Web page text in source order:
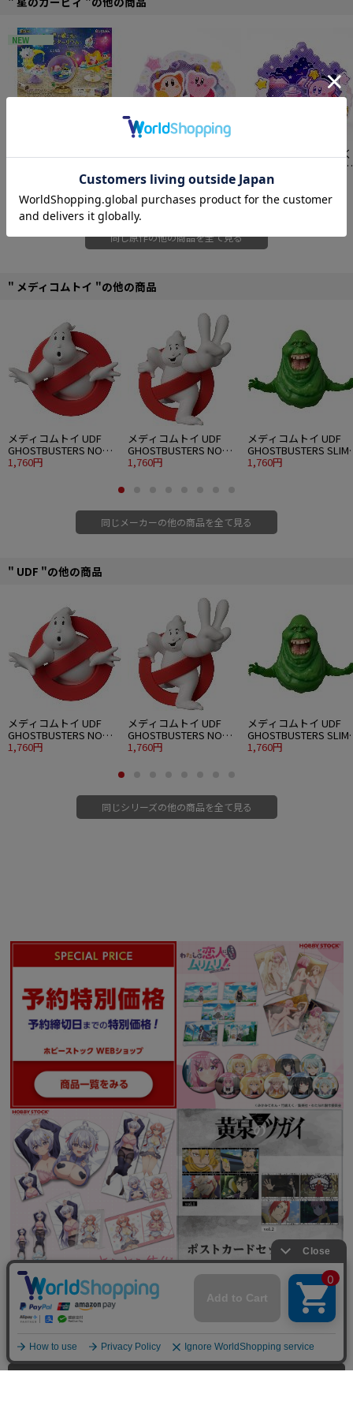
NEW
【予約特別価格】【再
ービィ 星と銀河のスタ
ーリウム 6個入り1BOX
星のカービィ ぷくぷく
P07 カービィ＆ワドルデ
ィ
825円
星のカービィ ぷくぷく
P08 夢の泉
825円
同じ原作の他の商品を全て見る
" メディコムトイ "の他の商品
メディコムトイ UDF
GHOSTBUSTERS NO
GHOST
1,760円
メディコムトイ UDF
GHOSTBUSTERS NO
GHOST 2
1,760円
メディコムトイ UDF
GHOSTBUSTERS
(GREEN GHOST)
1,760円
同じメーカーの他の商品を全て見る
" UDF "の他の商品
メディコムトイ UDF
GHOSTBUSTERS NO
GHOST
1,760円
メディコムトイ UDF
GHOSTBUSTERS NO
GHOST 2
1,760円
メディコムトイ UDF
GHOSTBUSTERS
(GREEN GHOST)
1,760円
同じシリーズの他の商品を全て見る